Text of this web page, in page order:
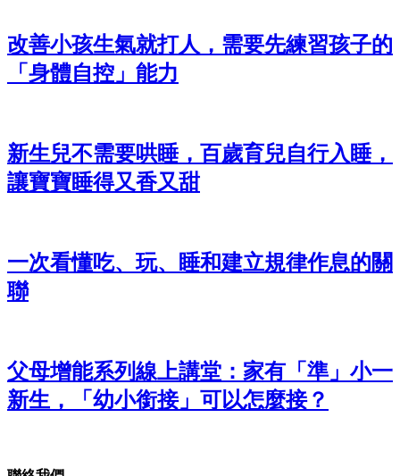
改善小孩生氣就打人，需要先練習孩子的
「身體自控」能力
新生兒不需要哄睡，百歲育兒自行入睡，
讓寶寶睡得又香又甜
一次看懂吃、玩、睡和建立規律作息的關
聯
父母增能系列線上講堂：家有「準」小一
新生，「幼小銜接」可以怎麼接？